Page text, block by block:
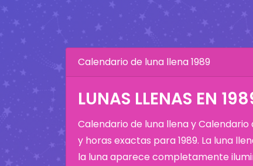
Calendario de luna llena 1989
LUNAS LLENAS EN
Calendario de luna llena y
y horas exactas para 1989. La luna
la luna aparece completamente